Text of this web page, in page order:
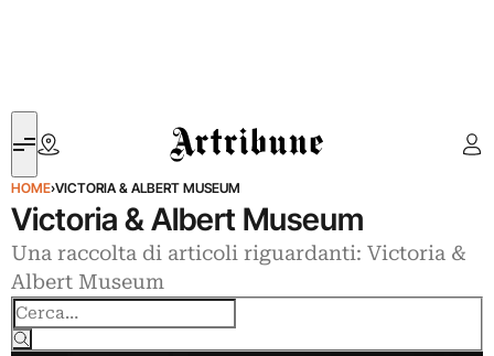
Artribune
HOME›VICTORIA & ALBERT MUSEUM
Victoria & Albert Museum
Una raccolta di articoli riguardanti: Victoria &
Albert Museum